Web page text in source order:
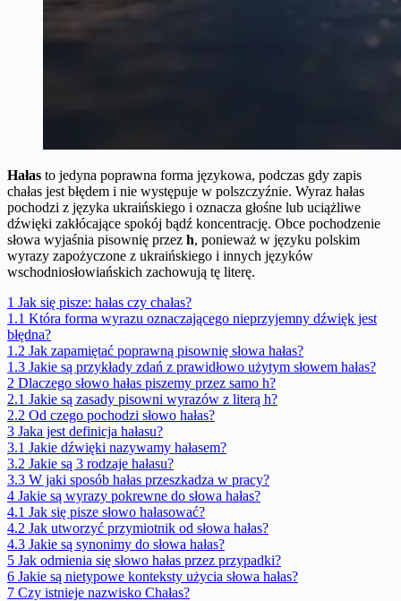
Hałas to jedyna poprawna forma językowa, podczas gdy zapis
chałas jest błędem i nie występuje w polszczyźnie. Wyraz hałas
pochodzi z języka ukraińskiego i oznacza głośne lub uciążliwe
dźwięki zakłócające spokój bądź koncentrację. Obce pochodzenie
słowa wyjaśnia pisownię przez h, ponieważ w języku polskim
wyrazy zapożyczone z ukraińskiego i innych języków
wschodniosłowiańskich zachowują tę literę.
1 Jak się pisze: hałas czy chałas?
1.1 Która forma wyrazu oznaczającego nieprzyjemny dźwięk jest
błędna?
1.2 Jak zapamiętać poprawną pisownię słowa hałas?
1.3 Jakie są przykłady zdań z prawidłowo użytym słowem hałas?
2 Dlaczego słowo hałas piszemy przez samo h?
2.1 Jakie są zasady pisowni wyrazów z literą h?
2.2 Od czego pochodzi słowo hałas?
3 Jaka jest definicja hałasu?
3.1 Jakie dźwięki nazywamy hałasem?
3.2 Jakie są 3 rodzaje hałasu?
3.3 W jaki sposób hałas przeszkadza w pracy?
4 Jakie są wyrazy pokrewne do słowa hałas?
4.1 Jak się pisze słowo hałasować?
4.2 Jak utworzyć przymiotnik od słowa hałas?
4.3 Jakie są synonimy do słowa hałas?
5 Jak odmienia się słowo hałas przez przypadki?
6 Jakie są nietypowe konteksty użycia słowa hałas?
7 Czy istnieje nazwisko Chałas?